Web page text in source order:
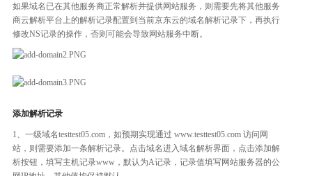
如果域名已在其他服务商正常解析并提供网站服务，则需要先将其他服务
商云解析平台上的解析记录配置到当前京东云的域名解析记录下，再执行
修改NS记录的操作，否则可能会导致网站服务中断。
添加解析记录
1、一级域名testtest05.com，如预期实现通过 www.testtest05.com 访问网
站，则需要添加一条解析记录。点击域名进入域名解析界面，点击添加解
析按钮，填写主机记录www，默认为A记录，记录值填写网站服务器的公